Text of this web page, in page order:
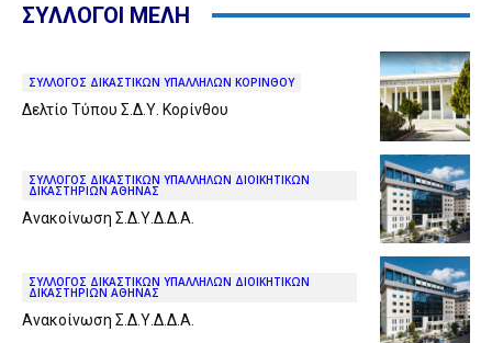
ΣΥΛΛΟΓΟΙ ΜΕΛΗ
ΣΥΛΛΟΓΟΣ ΔΙΚΑΣΤΙΚΩΝ ΥΠΑΛΛΗΛΩΝ ΚΟΡΙΝΘΟΥ
Δελτίο Τύπου Σ.Δ.Υ. Κορίνθου
ΣΥΛΛΟΓΟΣ ΔΙΚΑΣΤΙΚΩΝ ΥΠΑΛΛΗΛΩΝ ΔΙΟΙΚΗΤΙΚΩΝ
ΔΙΚΑΣΤΗΡΙΩΝ ΑΘΗΝΑΣ
Ανακοίνωση Σ.Δ.Υ.Δ.Δ.Α.
ΣΥΛΛΟΓΟΣ ΔΙΚΑΣΤΙΚΩΝ ΥΠΑΛΛΗΛΩΝ ΔΙΟΙΚΗΤΙΚΩΝ
ΔΙΚΑΣΤΗΡΙΩΝ ΑΘΗΝΑΣ
Ανακοίνωση Σ.Δ.Υ.Δ.Δ.Α.